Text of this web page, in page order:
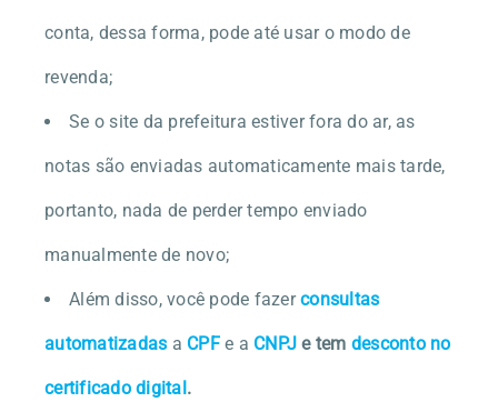
conta, dessa forma, pode até usar o modo de
revenda;
Se o site da prefeitura estiver fora do ar, as
notas são enviadas automaticamente mais tarde,
portanto, nada de perder tempo enviado
manualmente de novo;
Além disso, você pode fazerconsultas
automatizadas a CPFe a CNPJ e tem desconto no
certificado digital.